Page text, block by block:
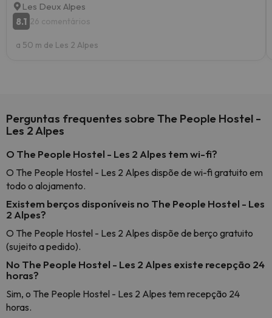
Les Deux Alpes
8.1 26 comentários
a 50 m de Les 2 Alpes
Perguntas frequentes sobre The People Hostel -
Les 2 Alpes
O The People Hostel - Les 2 Alpes tem wi-fi?
O The People Hostel - Les 2 Alpes dispõe de wi-fi gratuito em
todo o alojamento.
Existem berços disponíveis no The People Hostel - Les
2 Alpes?
O The People Hostel - Les 2 Alpes dispõe de berço gratuito
(sujeito a pedido).
No The People Hostel - Les 2 Alpes existe recepção 24
horas?
Sim, o The People Hostel - Les 2 Alpes tem recepção 24
horas.